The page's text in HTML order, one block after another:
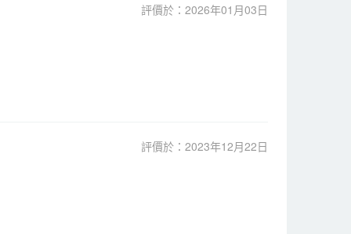
評價於：2026年01月03日
評價於：2023年12月22日